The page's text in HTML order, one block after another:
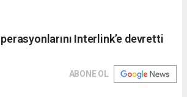
Interlink’e devretti
ABONE OL